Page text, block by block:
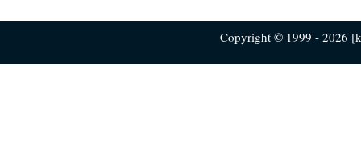
Copyright © 1999 - 2026